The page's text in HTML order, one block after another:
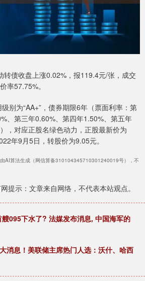
转债收盘上涨0.02%，报119.4元/张，成交
率57.75%。
别为“AA+”，债券期限6年（票面利率：第
、第三年0.60%、第四年1.50%、第五年
，对应正股名绿色动力，正股最新价为
年9月5日，转股价为9.05元。
AI算法生成（网信算备310104345710301240019号），不
提示：文章来自网络，不代表本站观点。
095下水了? 法媒发布消息, 中国海军的
消息！美联储主席热门人选：沃什、哈西